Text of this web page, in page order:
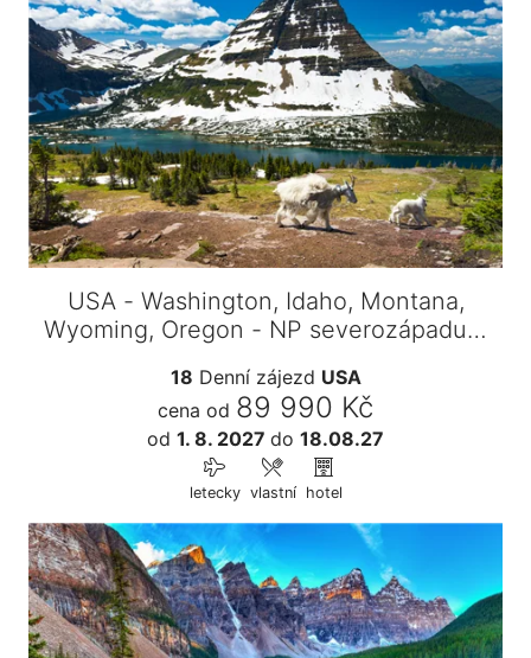
USA - Washington, Idaho, Montana,
Wyoming, Oregon - NP severozápadu…
18 Denní zájezd USA
cena od 89 990 Kč
od 1. 8. 2027 do 18.08.27
letecky vlastní hotel